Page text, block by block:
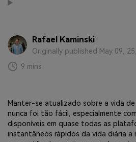
WeLastseen
O WeLastseen mantém seu
e informado.
Rafael Kaminski
Originally published May 09,
9 mins
Manter-se atualizado sobre a vida
nunca foi tão fácil, especialmente
disponíveis em quase todas as
instantâneos rápidos da vida diária a